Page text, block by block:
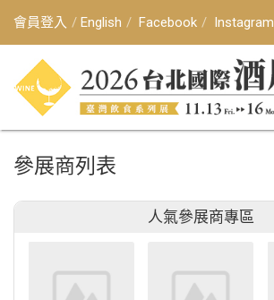
會員登入 English Facebook Instagram
參展商列表
人氣參展商專區